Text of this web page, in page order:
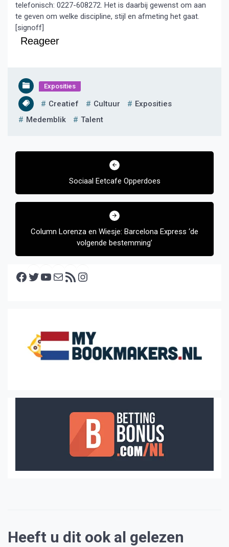
telefonisch: 0227-608272. Het is daarbij gewenst om aan
te geven om welke discipline, stijl en afmeting het gaat.
[signoff]
Reageer
Exposities
Creatief Cultuur
Exposities
Medemblik
Talent
Bericht
Sociaal Eetcafe Opperdoes
Column Lorenza en Wiesje: Barcelona Express ‘de
volgende bestemming’
Facebook Twitter YouTube E-mail RSS feed
Heeft u dit ook al gelezen